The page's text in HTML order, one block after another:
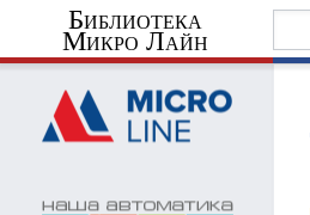
Библиотека
Микро Лайн